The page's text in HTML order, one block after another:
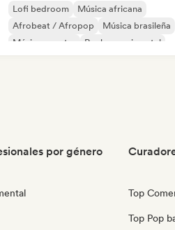
Lofi bedroom
Música africana
Afrobeat / Afropop
Música brasileña
Música country
Rock experimental
por género
Top
Top Pop